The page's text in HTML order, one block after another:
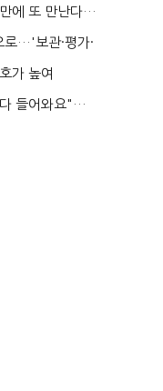
에 또 만난다…
로…'보관·평가·
가 높여
20...
들어와요"…